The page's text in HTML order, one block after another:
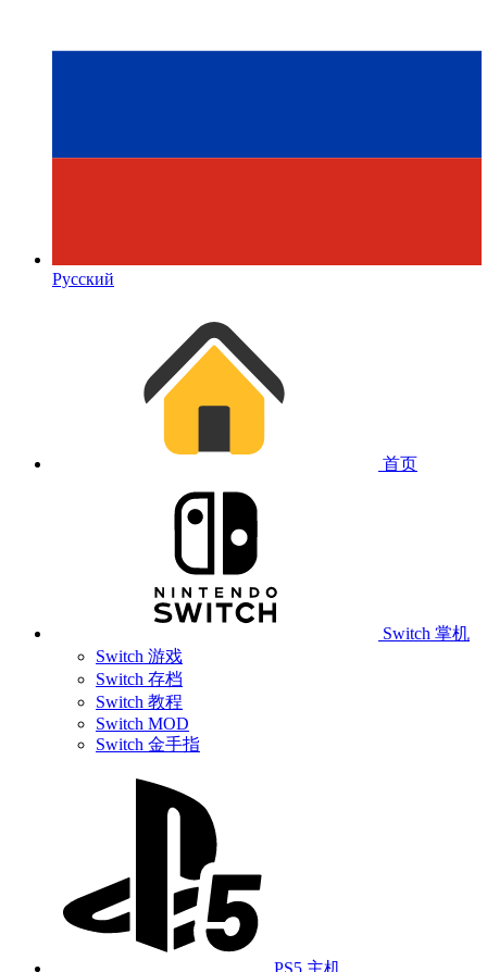
Русский
首页
Switch 掌机
Switch 游戏
Switch 存档
Switch 教程
Switch MOD
Switch 金手指